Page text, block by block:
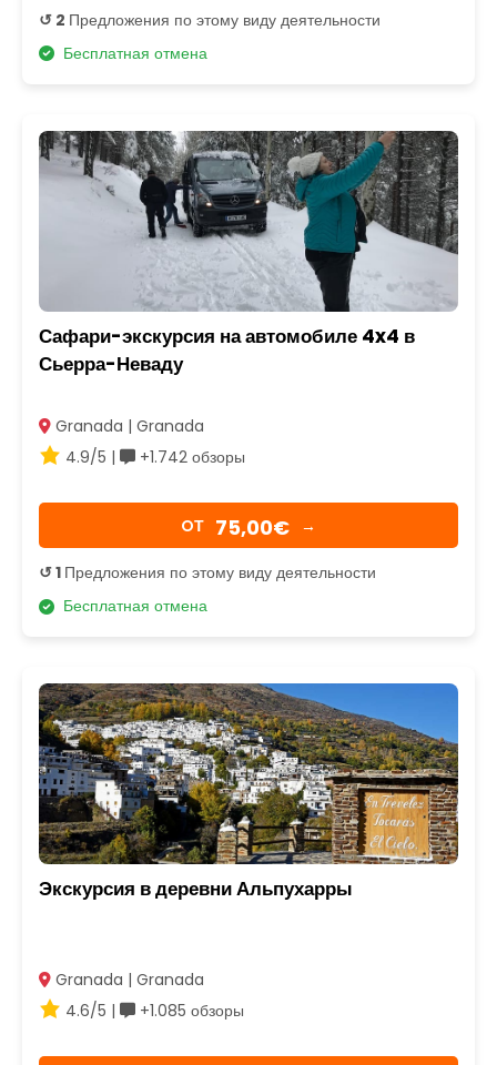
↺ 2 Предложения по этому виду деятельности
Бесплатная отмена
Сафари-экскурсия на автомобиле 4x4 в
Сьерра-Неваду
Granada | Granada
4.9/5 |
+1.742 обзоры
OТ 75,00€ →
↺ 1 Предложения по этому виду деятельности
Бесплатная отмена
Экскурсия в деревни Альпухарры
Granada | Granada
4.6/5 |
+1.085 обзоры